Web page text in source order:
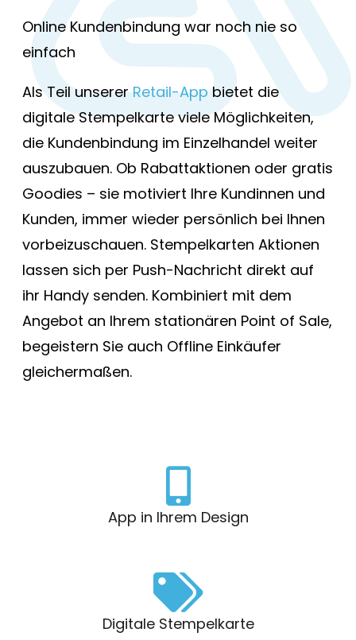
Online Kundenbindung war noch nie so
einfach
Als Teil unsererRetail-Appbietet die
digitale Stempelkarte viele Möglichkeiten,
die Kundenbindung im Einzelhandel weiter
auszubauen. Ob Rabattaktionen oder gratis
Goodies – sie motiviert Ihre Kundinnen und
Kunden, immer wieder persönlich bei Ihnen
vorbeizuschauen. Stempelkarten Aktionen
lassen sich per Push-Nachricht direkt auf
ihr Handy senden. Kombiniert mit dem
Angebot an Ihrem stationären Point of Sale,
begeistern Sie auch Offline Einkäufer
gleichermaßen.
App in Ihrem Design
Digitale Stempelkarte